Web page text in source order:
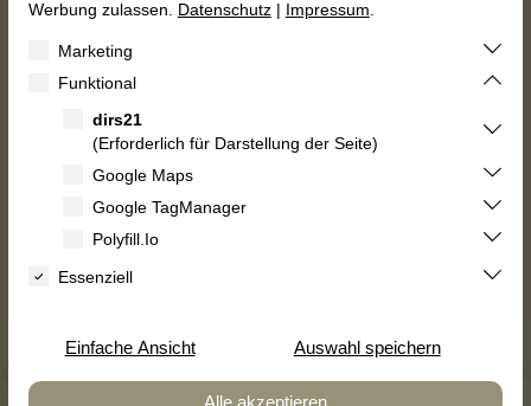
Zimmer buchen
© 2026 Landhotel Karrenberg GbR — Site by
begrüßen zu dürfen!
Herzliche Grüße
Roberto Olla, Marina Bast
und das gesamte Karrenberg-Team